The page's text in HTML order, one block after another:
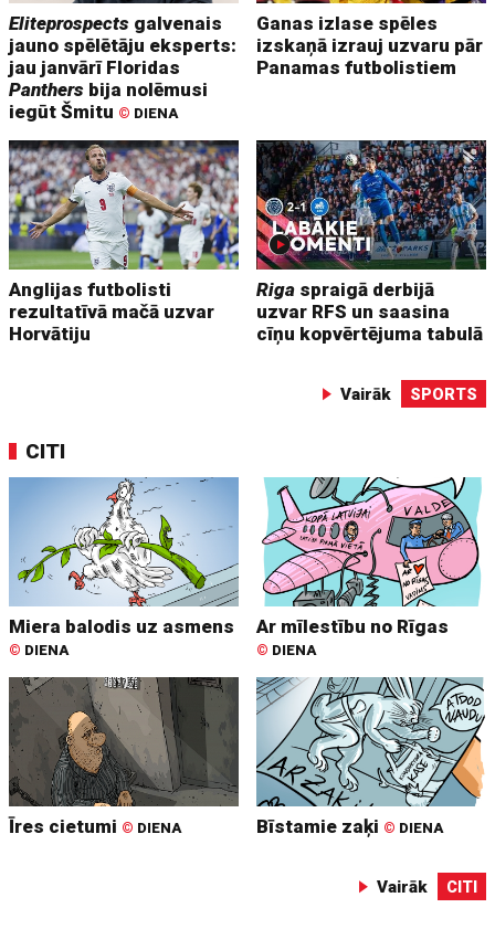
Eliteprospects galvenais
jauno spēlētāju eksperts:
jau janvārī Floridas
Panthers bija nolēmusi
iegūt Šmitu © DIENA
Ganas izlase spēles
izskaņā izrauj uzvaru pār
Panamas futbolistiem
Anglijas futbolisti
rezultatīvā mačā uzvar
Horvātiju
Riga spraigā derbijā
uzvar RFS un saasina
cīņu kopvērtējuma tabulā
Vairāk SPORTS
CITI
Miera balodis uz asmens
© DIENA
Ar mīlestību no Rīgas
© DIENA
Īres cietumi © DIENA Bīstamie zaķi © DIENA
Vairāk CITI